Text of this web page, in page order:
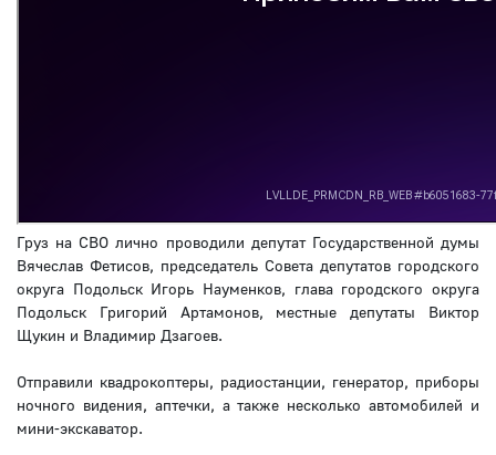
Груз на СВО лично проводили депутат Государственной думы
Вячеслав Фетисов, председатель Совета депутатов городского
округа Подольск Игорь Науменков, глава городского округа
Подольск Григорий Артамонов, местные депутаты Виктор
Щукин и Владимир Дзагоев.
Отправили квадрокоптеры, радиостанции, генератор, приборы
ночного видения, аптечки, а также несколько автомобилей и
мини-экскаватор.